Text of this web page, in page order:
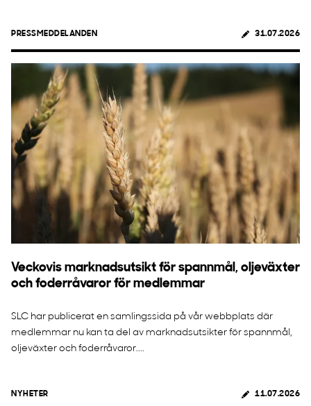
PRESSMEDDELANDEN 31.07.2026
Veckovis marknadsutsikt för spannmål, oljeväxter
och foderråvaror för medlemmar
SLC har publicerat en samlingssida på vår webbplats där
medlemmar nu kan ta del av marknadsutsikter för spannmål,
oljeväxter och foderråvaror....
NYHETER 11.07.2026